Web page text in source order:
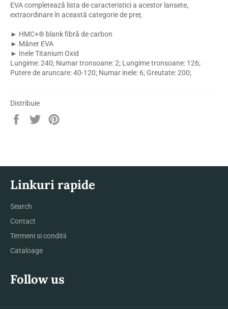
EVA completează lista de caracteristici a acestor lansete,
extraordinare în această categorie de preț.
► HMC+® blank fibră de carbon
► Mâner EVA
► Inele Titanium Oxid
Lungime: 240; Numar tronsoane: 2; Lungime tronsoane: 126;
Putere de aruncare: 40-120; Numar inele: 6; Greutate: 200;
Distribuie
DistribuieTrimite
Tweet
Linkuri rapide
Search
Contact
Termeni si conditii
Cataloage
Follow us